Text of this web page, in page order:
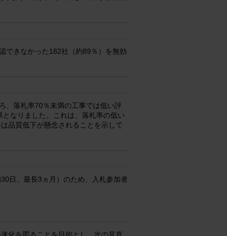
できなかった182社（約89％）を無効
、落札率70％未満の工事では低い評
なりました。これは、落札率の低い
品質低下が懸念されることを示して
日、最長3ヵ月）のため、入札参加者